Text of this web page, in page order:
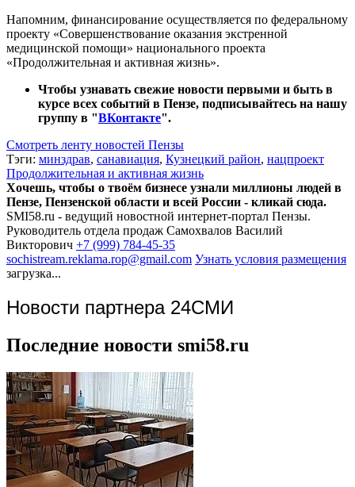
Напомним, финансирование осуществляется по федеральному
проекту «Совершенствование оказания экстренной
медицинской помощи» национального проекта
«Продолжительная и активная жизнь».
Чтобы узнавать свежие новости первыми и быть в
курсе всех событий в Пензе, подписывайтесь на нашу
группу в "ВКонтакте".
Смотреть ленту новостей Пензы
Тэги: минздрав, санавиация, Кузнецкий район, нацпроект
Продолжительная и активная жизнь
Хочешь, чтобы о твоём бизнесе узнали миллионы людей в
Пензе, Пензенской области и всей России - кликай сюда.
SMI58.ru - ведущий новостной интернет-портал Пензы.
Руководитель отдела продаж Самохвалов Василий
Викторович +7 (999) 784-45-35
sochistream.reklama.rop@gmail.com Узнать условия размещения
загрузка...
Новости партнера 24СМИ
Последние новости smi58.ru